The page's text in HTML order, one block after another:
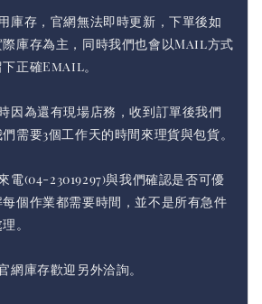
庫存，官網無法即時更新，下單後如
際庫存為主，同時我們也會以Mail方式
正確Email。
因為還有現場店務，收到訂單後我們
需要3個工作天的時間來理貨與包貨。
電(04-23019297)與我們確認是否可優
個作業都需要時間，並不是所有急件
。
網庫存歡迎另外洽詢。